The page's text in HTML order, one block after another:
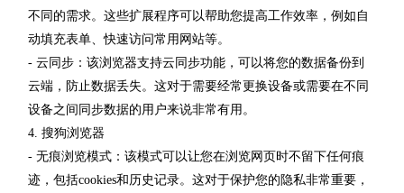
不同的需求。这些扩展程序可以帮助您提高工作效率，例如自
动填充表单、快速访问常用网站等。
- 云同步：该浏览器支持云同步功能，可以将您的数据备份到
云端，防止数据丢失。这对于需要经常更换设备或需要在不同
设备之间同步数据的用户来说非常有用。
4. 搜狗浏览器
- 无痕浏览模式：该模式可以让您在浏览网页时不留下任何痕
迹，包括cookies和历史记录。这对于保护您的隐私非常重要，